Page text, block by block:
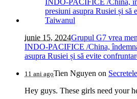
iunie 15, 2024Grupul G7 vrea
INDO-PACIFICE /China,
asupra Rusiei și să evite
11 ani agoTien Nguyen on
Hey guys. These girls need your